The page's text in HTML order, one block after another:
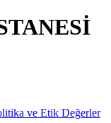
ve Etik Değerler